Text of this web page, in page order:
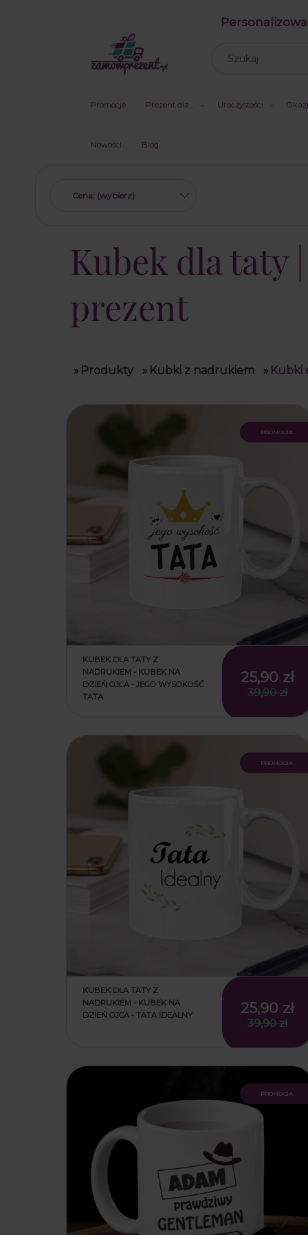
Promocje Prezent dla… Uroczystości
Nowości Blog
Cena: (wybierz)
Kubek dla taty
prezent
» Produkty » Kubki z nadrukiem » Kubki
KUBEK DLA TATY Z
NADRUKIEM - KUBEK NA
DZIEŃ OJCA - JEGO WYSOKOŚĆ
TATA
25,90 zł
39,90 zł
promocja
KUBEK DLA TATY Z
NADRUKIEM - KUBEK NA
DZIEŃ OJCA - TATA IDEALNY
25,90 zł
39,90 zł
promocja
promocja